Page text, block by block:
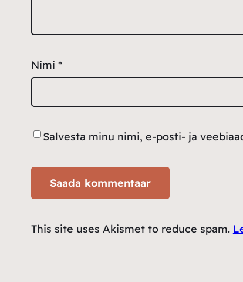
Nimi *
Salvesta minu nimi, e-posti- ja
This site uses Akismet to reduce spam.